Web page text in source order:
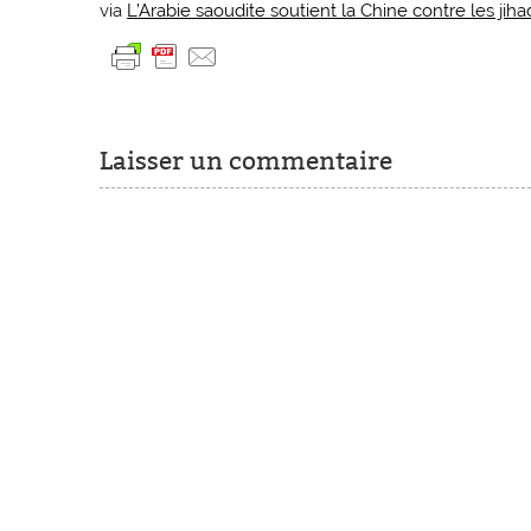
via L’Arabie saoudite soutient la Chine contre les
Laisser un commentaire